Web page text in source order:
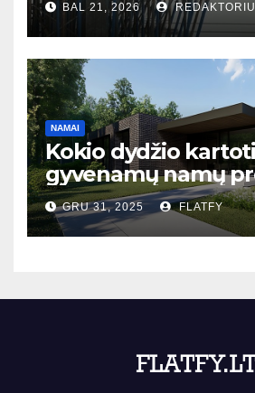
BAL 21, 2026
NAMAI
Kokio dydžio
gyvenamų namų
populiariausi
GRU 31, 2025 FLATFY